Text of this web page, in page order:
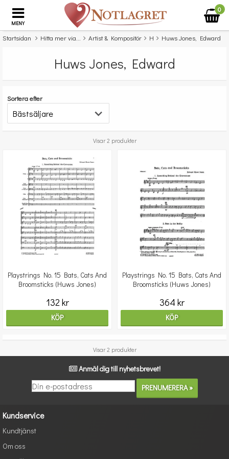
MENY
0
Startsidan Hitta mer via... Artist & Kompositör H Huws Jones, Edward
Huws Jones, Edward
Sortera efter
Visar 2 produkter
Playstrings No. 15 Bats, Cats And
Broomsticks (Huws Jones)
132 kr
KÖP
Playstrings No. 15 Bats, Cats And
Broomsticks (Huws Jones)
364 kr
KÖP
Visar 2 produkter
Anmäl dig till nyhetsbrevet!
Kundservice
Kundtjänst
Om oss